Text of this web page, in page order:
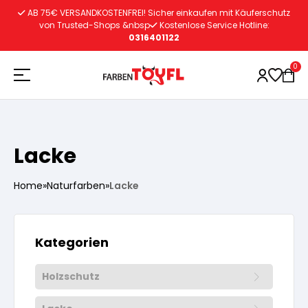
Vorbereitung
Lösemittelhältige Grundierung
Lacke
Wasserlösliche Grundierung
Vorbereitung
Innenfarben
AB 75€ VERSANDKOSTENFREI! Sicher einkaufen mit Käuferschutz
von Trusted-Shops &nbsp
Kostenlose Service Hotline:
0316401122
0
Lacke
Home»Naturfarben»Lacke
Kategorien
Holzschutz